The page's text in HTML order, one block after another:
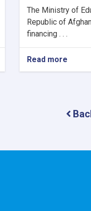
The Ministry of
Republic of
financing . . .
Read more